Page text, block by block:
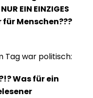
EIN EINZIGES
für Menschen???
Tag war politisch:
Was für ein